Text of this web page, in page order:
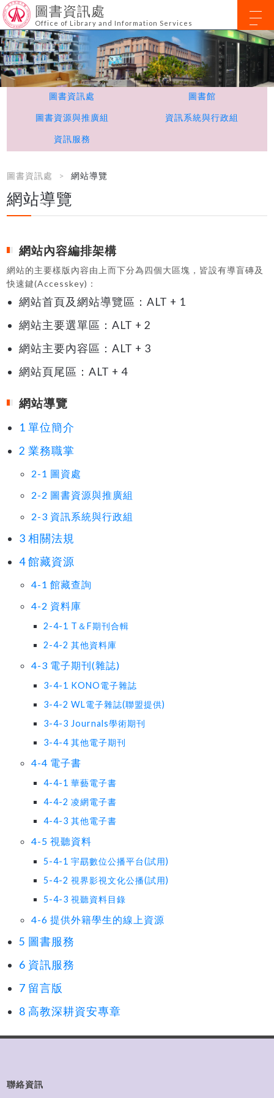
圖書資訊處
Office of Library and Information Services
圖書資訊處 圖書館
圖書資源與推廣組 資訊系統與行政組
資訊服務
圖書資訊處 網站導覽
網站導覽
網站內容編排架構
網站的主要樣版內容由上而下分為四個大區塊，皆設有導盲磚及
快速鍵(Accesskey)：
網站首頁及網站導覽區：ALT + 1
網站主要選單區：ALT + 2
網站主要內容區：ALT + 3
網站頁尾區：ALT + 4
網站導覽
1 單位簡介
2 業務職掌
2-1 圖資處
2-2 圖書資源與推廣組
2-3 資訊系統與行政組
3 相關法規
4 館藏資源
4-1 館藏查詢
4-2 資料庫
2-4-1 T＆F期刊合輯
2-4-2 其他資料庫
4-3 電子期刊(雜誌)
3-4-1 KONO電子雜誌
3-4-2 WL電子雜誌(聯盟提供)
3-4-3 Journals學術期刊
3-4-4 其他電子期刊
4-4 電子書
4-4-1 華藝電子書
4-4-2 凌網電子書
4-4-3 其他電子書
4-5 視聽資料
5-4-1 宇勗數位公播平台(試用)
5-4-2 視界影視文化公播(試用)
5-4-3 視聽資料目錄
4-6 提供外籍學生的線上資源
5 圖書服務
6 資訊服務
7 留言版
8 高教深耕資安專章
聯絡資訊